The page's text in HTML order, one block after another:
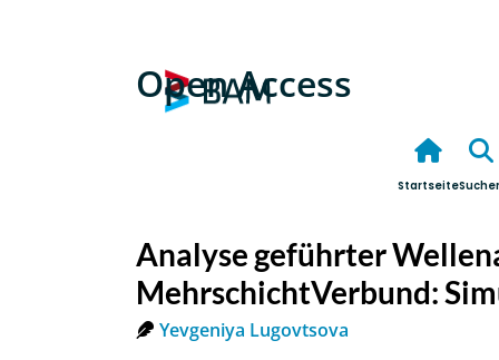
Open Access
Startseite
Analyse geführter
MehrschichtVerbund:
Yevgeniya Lugovtsova